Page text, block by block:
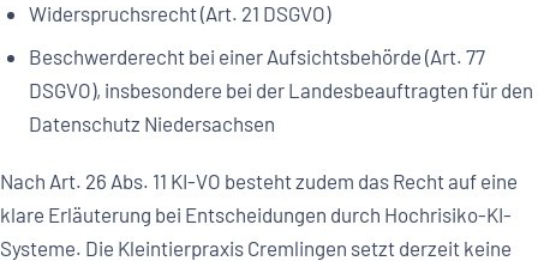
Widerspruchsrecht (Art. 21 DSGVO)
Beschwerderecht bei einer Aufsichtsbehörde (Art. 77
DSGVO), insbesondere bei der Landesbeauftragten für den
Datenschutz Niedersachsen
Nach Art. 26 Abs. 11 KI-VO besteht zudem das Recht auf eine
klare Erläuterung bei Entscheidungen durch Hochrisiko-KI-
Systeme. Die Kleintierpraxis Cremlingen setzt derzeit keine